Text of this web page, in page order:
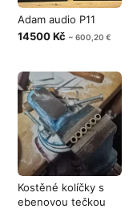
Adam audio P11
14500 Kč ~ 600,20 €
Kostěné kolíčky s
ebenovou tečkou